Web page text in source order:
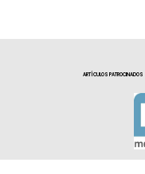
ARTÍCULOS PATROCINADOS